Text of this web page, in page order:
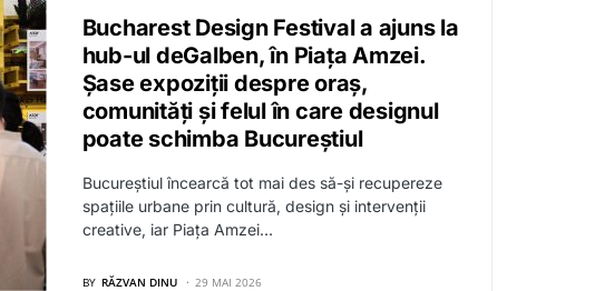
Bucharest Design Festival a ajuns la
hub-ul deGalben, în Piața Amzei.
Șase expoziții despre oraș,
comunități și felul în care designul
poate schimba Bucureștiul
Bucureștiul încearcă tot mai des să-și recupereze
spațiile urbane prin cultură, design și intervenții
creative, iar Piața Amzei…
BY RĂZVAN DINU 29 MAI 2026